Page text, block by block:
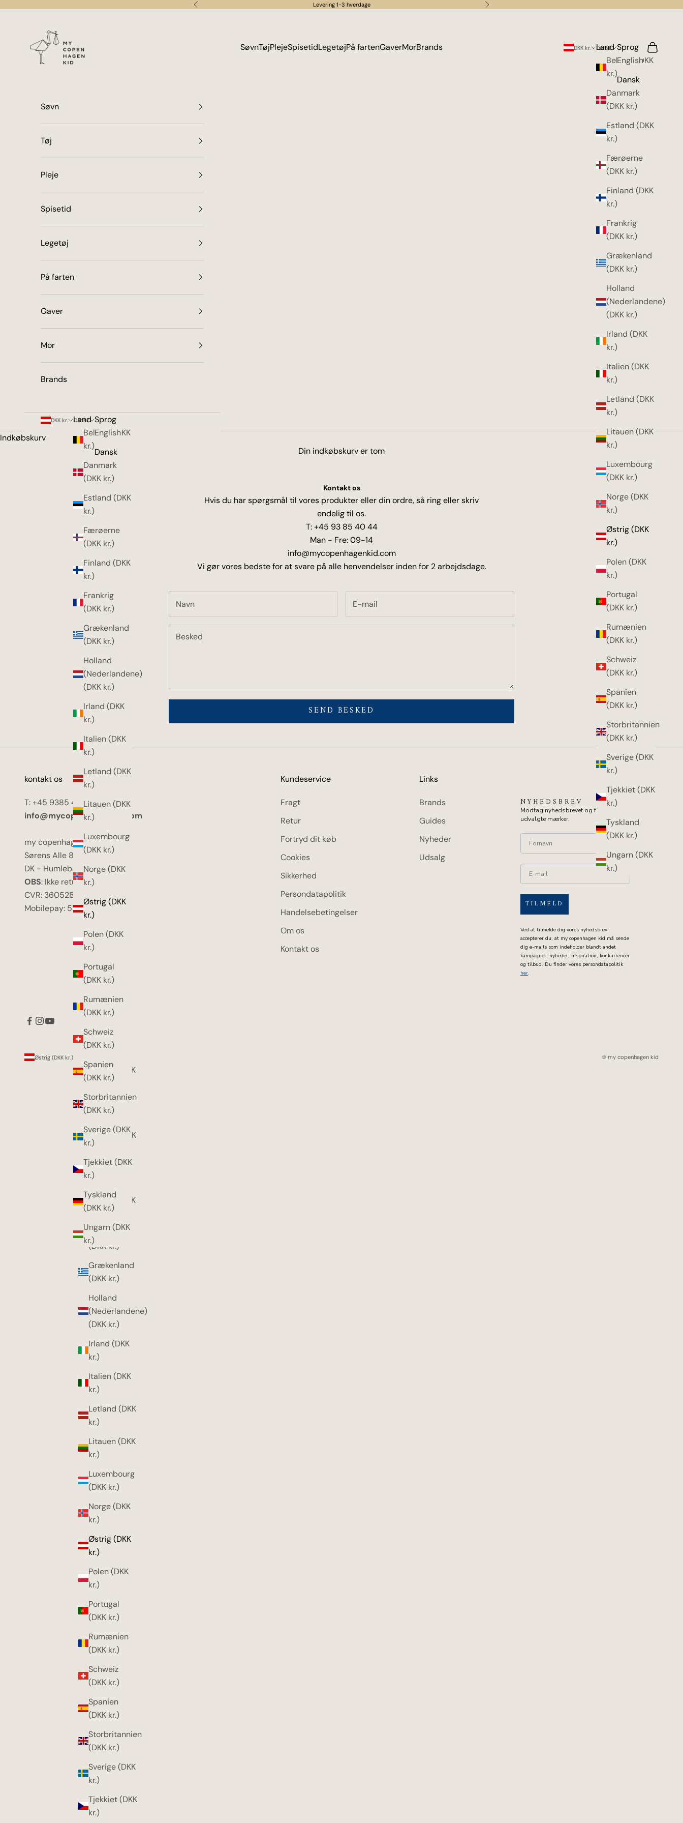
Forrige Levering 1-3 hverdage Næste
SøvnTøjPlejeSpisetidLegetøjPå fartenGaverMorBrands DKK kr.
Land
Belgien (DKK
kr.)
Danmark
(DKK kr.)
Estland (DKK
kr.)
Færøerne
(DKK kr.)
Finland (DKK
kr.)
Frankrig
(DKK kr.)
Grækenland
(DKK kr.)
Holland
(Nederlandene)
(DKK kr.)
Irland (DKK
kr.)
Italien (DKK
kr.)
Letland (DKK
kr.)
Litauen (DKK
kr.)
Luxembourg
(DKK kr.)
Norge (DKK
kr.)
Østrig (DKK
kr.)
Polen (DKK
kr.)
Portugal
(DKK kr.)
Rumænien
(DKK kr.)
Schweiz
(DKK kr.)
Spanien
(DKK kr.)
Storbritannien
(DKK kr.)
Sverige (DKK
kr.)
Tjekkiet (DKK
kr.)
Tyskland
(DKK kr.)
Ungarn (DKK
kr.)
Dansk
Sprog
English
Dansk
Søg
Søvn
Tøj
Pleje
Spisetid
Legetøj
På farten
Gaver
Mor
Brands
DKK kr.
Land
Belgien (DKK
kr.)
Danmark
(DKK kr.)
Estland (DKK
kr.)
Færøerne
(DKK kr.)
Finland (DKK
kr.)
Frankrig
(DKK kr.)
Grækenland
(DKK kr.)
Holland
(Nederlandene)
(DKK kr.)
Irland (DKK
kr.)
Italien (DKK
kr.)
Letland (DKK
kr.)
Litauen (DKK
kr.)
Luxembourg
(DKK kr.)
Norge (DKK
kr.)
Østrig (DKK
kr.)
Polen (DKK
kr.)
Portugal
(DKK kr.)
Rumænien
(DKK kr.)
Schweiz
(DKK kr.)
Spanien
(DKK kr.)
Storbritannien
(DKK kr.)
Sverige (DKK
kr.)
Tjekkiet (DKK
kr.)
Tyskland
(DKK kr.)
Ungarn (DKK
kr.)
Dansk
Sprog
English
Dansk
Indkøbskurv
Din indkøbskurv er tom
Kontakt os
Hvis du har spørgsmål til vores produkter eller din ordre, så ring eller skriv
endelig til os.
T: +45 93 85 40 44
Man - Fre: 09-14
info@mycopenhagenkid.com
Vi gør vores bedste for at svare på alle henvendelser inden for 2 arbejdsdage.
SEND BESKED
kontakt os
T: +45 9385 4044
info@mycopenhagenkid.com
my copenhagen kid
Sørens Alle 8
DK - Humlebæk
OBS: Ikke returadresse
CVR: 36052899
Mobilepay: 511818
Kundeservice
Fragt
Retur
Fortryd dit køb
Cookies
Sikkerhed
Persondatapolitik
Handelsebetingelser
Om os
Kontakt os
Links
Brands
Guides
Nyheder
Udsalg
NYHEDSBREV
Modtag nyhedsbrevet og få 10% på
udvalgte mærker.
TILMELD
Ved at tilmelde dig vores nyhedsbrev
accepterer du, at my copenhagen kid må sende
dig e-mails som indeholder blandt andet
kampagner, nyheder, inspiration, konkurrencer
og tilbud. Du finder vores persondatapolitik
her.
Østrig (DKK kr.)
Belgien (DKK
kr.)
Danmark
(DKK kr.)
Estland (DKK
kr.)
Færøerne
Finland (DKK
kr.)
Frankrig
(DKK kr.)
Grækenland
(DKK kr.)
Holland
(Nederlandene)
(DKK kr.)
Irland (DKK
kr.)
Italien (DKK
kr.)
Letland (DKK
kr.)
Litauen (DKK
kr.)
Luxembourg
(DKK kr.)
Norge (DKK
kr.)
Østrig (DKK
kr.)
Polen (DKK
kr.)
Portugal
(DKK kr.)
Rumænien
(DKK kr.)
Schweiz
(DKK kr.)
Spanien
(DKK kr.)
Storbritannien
(DKK kr.)
Sverige (DKK
kr.)
Tjekkiet (DKK
kr.)
English
© my copenhagen kid